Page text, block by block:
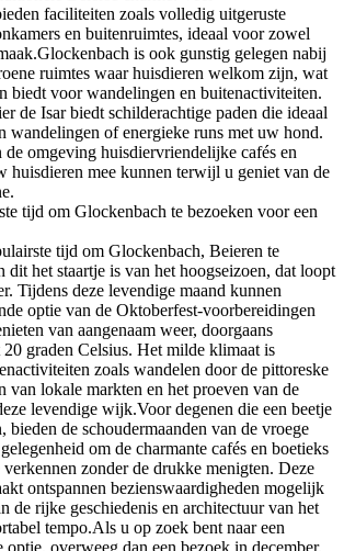
faciliteiten zoals volledig uitgeruste
en buitenruimtes, ideaal voor zowel
is ook gunstig gelegen nabij
ruimtes waar huisdieren welkom zijn, wat
biedt voor wandelingen en buitenactiviteiten.
de Isar biedt schilderachtige paden die ideaal
wandelingen of energieke runs met uw hond.
omgeving huisdiervriendelijke cafés en
huisdieren mee kunnen terwijl u geniet van de
tijd om Glockenbach te bezoeken voor een
tijd om Glockenbach, Beieren te
dit het staartje is van het hoogseizoen, dat loopt
Tijdens deze levendige maand kunnen
optie van de Oktoberfest-voorbereidingen
van aangenaam weer, doorgaans
graden Celsius. Het milde klimaat is
zoals wandelen door de pittoreske
van lokale markten en het proeven van de
levendige wijk.Voor degenen die een beetje
bieden de schoudermaanden van de vroege
om de charmante cafés en boetieks
zonder de drukke menigten. Deze
ontspannen bezienswaardigheden mogelijk
de rijke geschiedenis en architectuur van het
tempo.Als u op zoek bent naar een
overweeg dan een bezoek in december.